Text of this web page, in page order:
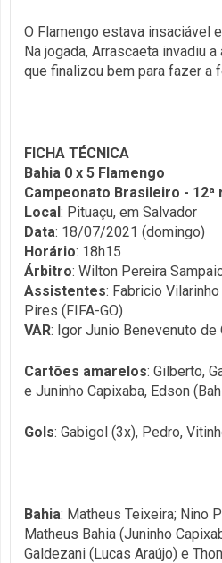
O Flamengo estava insaciável
Na jogada, Arrascaeta invadiu
que finalizou bem para fazer a
FICHA TÉCNICA
Bahia 0 x 5 Flamengo
Campeonato Brasileiro - 12ª
Local: Pituaçu, em Salvador
Data: 18/07/2021 (domingo)
Horário: 18h15
Árbitro: Wilton Pereira
Assistentes: Fabricio
Pires (FIFA-GO)
VAR: Igor Junio Benevenuto de
Cartões amarelos: Gilberto,
e Juninho Capixaba, Edson
Gols: Gabigol (3x), Pedro,
Bahia: Matheus Teixeira; Nino
Matheus Bahia (Juninho
Galdezani (Lucas Araújo) e